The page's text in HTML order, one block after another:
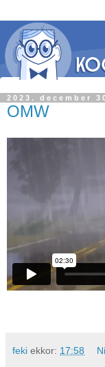
2023. december
OMW
feki ekkor: 17:58